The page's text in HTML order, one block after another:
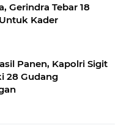
Gerindra Tebar 18
Kader
Panen, Kapolri Sigit
28 Gudang